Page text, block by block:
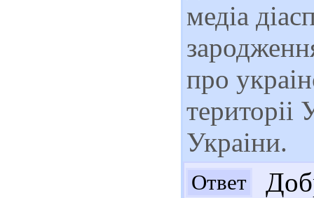
медіа
про
територіі
Украіни.
Ответ